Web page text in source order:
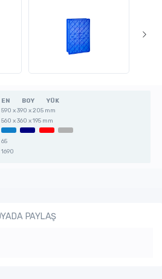
EN BOY
YÜK
590 x 390 x 205 mm
560 x 360 x 195 mm
65
1690
PAYLAŞ